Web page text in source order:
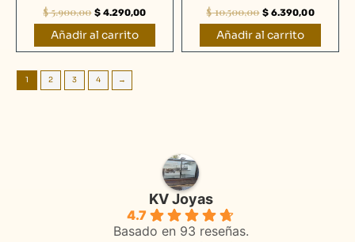
$5.900,00 $4.290,00
Añadir al carrito
$10.500,00 $6.390,00
Añadir al carrito
1 2 3 4 →
KV Joyas
4.7
Basado en 93 reseñas.